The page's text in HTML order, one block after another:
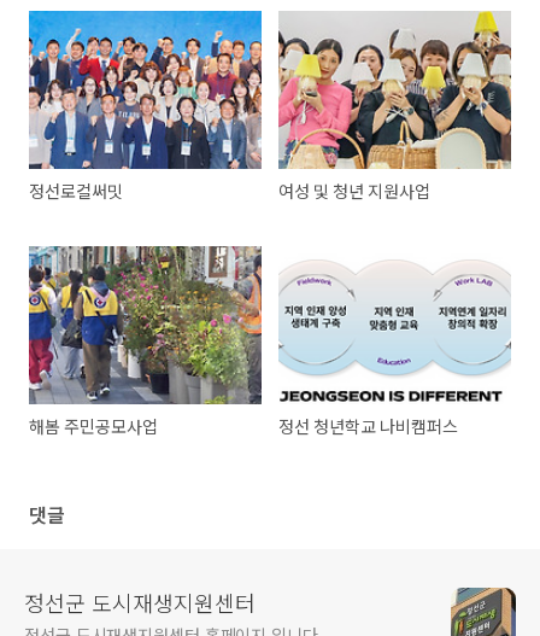
정선로컬써밋 여성 및 청년 지원사업
해봄 주민공모사업 정선 청년학교 나비캠퍼스
댓글
정선군 도시재생지원센터